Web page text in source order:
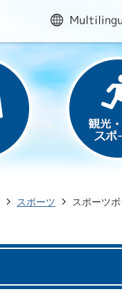
multilingual
スポーツ スポーツ